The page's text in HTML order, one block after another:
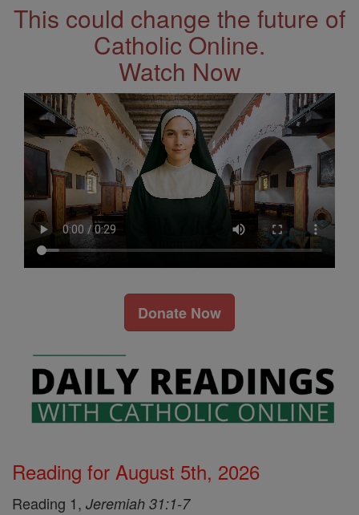
This could change the future of
Catholic Online.
Watch Now
Donate Now
Reading for August 5th, 2026
Reading 1, Jeremiah 31:1-7